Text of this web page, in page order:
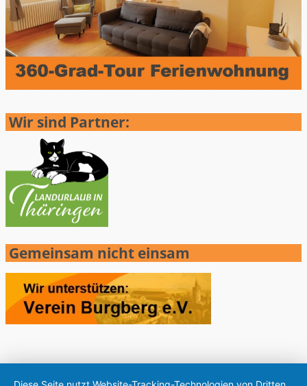
Wir sind Partner:
Gemeinsam nicht einsam